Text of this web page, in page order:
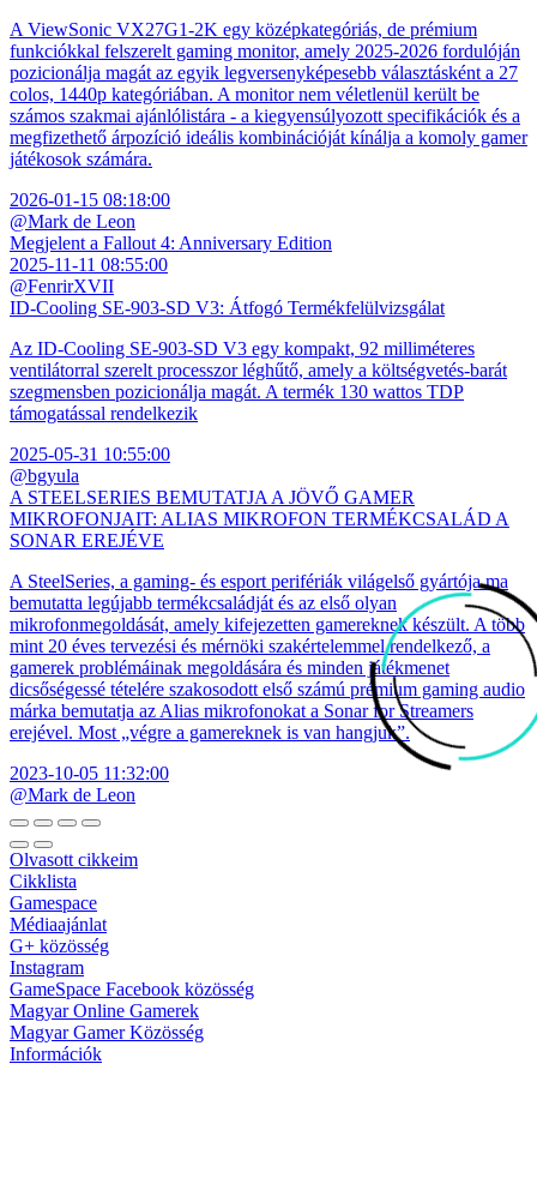
A ViewSonic VX27G1-2K egy középkategóriás, de prémium
funkciókkal felszerelt gaming monitor, amely 2025-2026 fordulóján
pozicionálja magát az egyik legversenyképesebb választásként a 27
colos, 1440p kategóriában. A monitor nem véletlenül került be
számos szakmai ajánlólistára - a kiegyensúlyozott specifikációk és a
megfizethető árpozíció ideális kombinációját kínálja a komoly gamer
játékosok számára.
2026-01-15 08:18:00
@Mark de Leon
Megjelent a Fallout 4: Anniversary Edition
2025-11-11 08:55:00
@FenrirXVII
ID-Cooling SE-903-SD V3: Átfogó Termékfelülvizsgálat
Az ID-Cooling SE-903-SD V3 egy kompakt, 92 milliméteres
ventilátorral szerelt processzor léghűtő, amely a költségvetés-barát
szegmensben pozicionálja magát. A termék 130 wattos TDP
támogatással rendelkezik
2025-05-31 10:55:00
@bgyula
A STEELSERIES BEMUTATJA A JÖVŐ GAMER
MIKROFONJAIT: ALIAS MIKROFON TERMÉKCSALÁD A
SONAR EREJÉVE
A SteelSeries, a gaming- és esport perifériák világelső gyártója ma
bemutatta legújabb termékcsaládját és az első olyan
mikrofonmegoldását, amely kifejezetten gamereknek készült. A több
mint 20 éves tervezési és mérnöki szakértelemmel rendelkező, a
gamerek problémáinak megoldására és minden játékmenet
dicsőségessé tételére szakosodott első számú prémium gaming audio
márka bemutatja az Alias mikrofonokat a Sonar for Streamers
erejével. Most „végre a gamereknek is van hangjuk”.
2023-10-05 11:32:00
@Mark de Leon
Olvasott cikkeim
Cikklista
Gamespace
Médiaajánlat
G+ közösség
Instagram
GameSpace Facebook közösség
Magyar Online Gamerek
Magyar Gamer Közösség
Információk